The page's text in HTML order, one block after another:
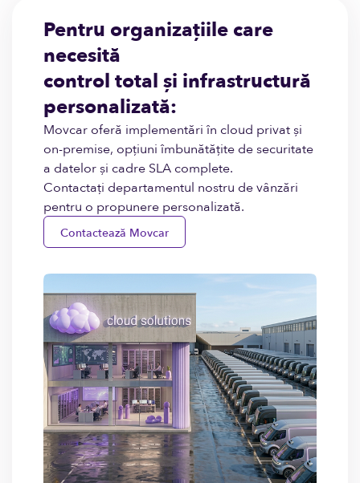
Pentru organizațiile care
necesită
control total și infrastructură
personalizată:
Movcar oferă implementări în cloud privat și
on-premise, opțiuni îmbunătățite de securitate
a datelor și cadre SLA complete.
Contactați departamentul nostru de vânzări
pentru o propunere personalizată.
Contactează Movcar